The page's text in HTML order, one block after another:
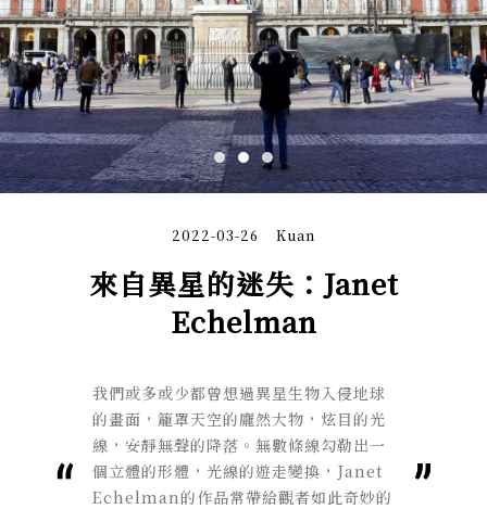
來自異星的迷失：Janet
Echelman
Kuan
2022-03-26
我們或多或少都曾想過異星生物入侵地球
的畫面，籠罩天空的龐然大物，炫目的光
線，安靜無聲的降落。無數條線勾勒出一
個立體的形體，光線的遊走變換，Janet
Echelman的作品常帶給觀者如此奇妙的